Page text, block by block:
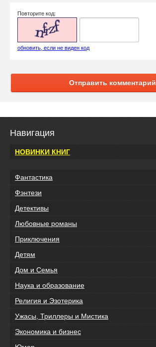
Повторите код:
обновить, если не виден код
Отправить комментарий
Навигация
НОВИНКИ КНИГ
Фантастика
Фэнтези
Детективы
Любовные романы
Приключения
Детям
Дом и Семья
Наука и образование
Религия и Эзотерика
Ужасы, Триллеры и Мистика
Экономика и бизнес